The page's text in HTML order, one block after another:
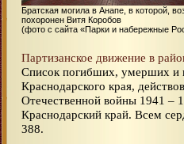
Братская могила в Анапе, в которой,
похоронен Витя Коробов
(фото с сайта «Парки и набережные
Партизанское движение в
Список погибших, умерших и
Краснодарского края,
Отечественной войны 1941 –
Краснодарский край. Всем
388.